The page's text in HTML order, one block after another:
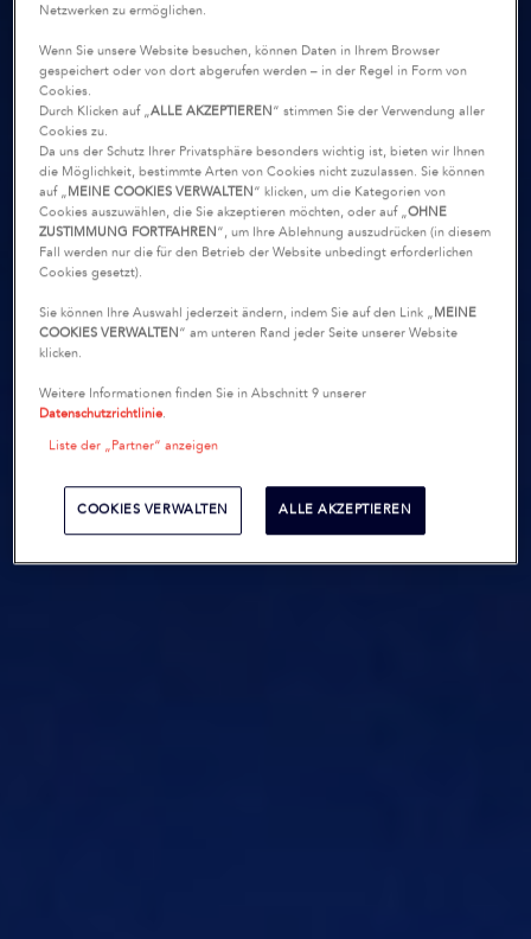
Netzwerken zu ermöglichen.
Wenn Sie unsere Website besuchen, können Daten in Ihrem Browser
gespeichert oder von dort abgerufen werden – in der Regel in Form von
Cookies.
Durch Klicken auf „ALLE AKZEPTIEREN“ stimmen Sie der Verwendung aller
Cookies zu.
Da uns der Schutz Ihrer Privatsphäre besonders wichtig ist, bieten wir Ihnen
die Möglichkeit, bestimmte Arten von Cookies nicht zuzulassen. Sie können
auf „MEINE COOKIES VERWALTEN“ klicken, um die Kategorien von
Cookies auszuwählen, die Sie akzeptieren möchten, oder auf „OHNE
ZUSTIMMUNG FORTFAHREN“, um Ihre Ablehnung auszudrücken (in diesem
Fall werden nur die für den Betrieb der Website unbedingt erforderlichen
Cookies gesetzt).
Sie können Ihre Auswahl jederzeit ändern, indem Sie auf den Link „MEINE
COOKIES VERWALTEN“ am unteren Rand jeder Seite unserer Website
klicken.
Weitere Informationen finden Sie in Abschnitt 9 unserer
Datenschutzrichtlinie.
Liste der „Partner“ anzeigen
COOKIES VERWALTEN ALLE AKZEPTIEREN